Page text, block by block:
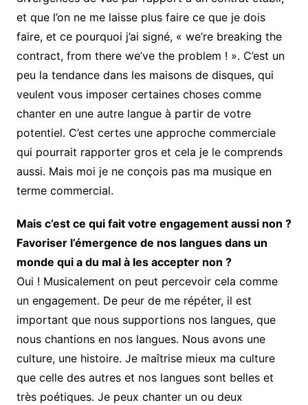
et que l’on ne me laisse plus faire ce que je dois
faire, et ce pourquoi j’ai signé, « we’re breaking the
contract, from there we’ve the problem ! ». C’est un
peu la tendance dans les maisons de disques, qui
veulent vous imposer certaines choses comme
chanter en une autre langue à partir de votre
potentiel. C’est certes une approche commerciale
qui pourrait rapporter gros et cela je le comprends
aussi. Mais moi je ne conçois pas ma musique en
terme commercial.
Mais c’est ce qui fait votre engagement aussi non ?
Favoriser l’émergence de nos langues dans un
monde qui a du mal à les accepter non ?
Oui ! Musicalement on peut percevoir cela comme
un engagement. De peur de me répéter, il est
important que nous supportions nos langues, que
nous chantions en nos langues. Nous avons une
culture, une histoire. Je maîtrise mieux ma culture
que celle des autres et nos langues sont belles et
très poétiques. Je peux chanter un ou deux